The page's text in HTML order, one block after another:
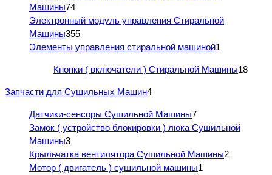
Машины74
Электронный модуль управления Стиральной
Машины355
Элементы управления стиральной машиной1
Кнопки ( включатели ) Стиральной Машины18
Запчасти для Сушильных Машин4
Датчики-сенсоры Сушильной Машины7
Замок ( устройство блокировки ) люка Сушильной
Машины3
Крыльчатка вентилятора Сушильной Машины2
Мотор ( двигатель ) сушильной машины1